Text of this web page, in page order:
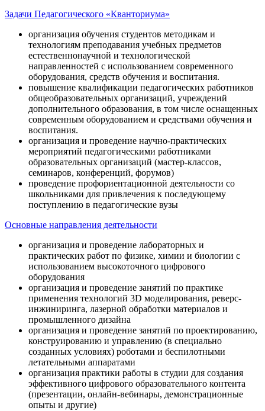
Задачи Педагогического «Кванториума»
организация обучения студентов методикам и
технологиям преподавания учебных предметов
естественнонаучной и технологической
направленностей с использованием современного
оборудования, средств обучения и воспитания.
повышение квалификации педагогических работников
общеобразовательных организаций, учреждений
дополнительного образования, в том числе оснащенных
современным оборудованием и средствами обучения и
воспитания.
организация и проведение научно-практических
мероприятий педагогическими работниками
образовательных организаций (мастер-классов,
семинаров, конференций, форумов)
проведение профориентационной деятельности со
школьниками для привлечения к последующему
поступлению в педагогические вузы
Основные направления деятельности
организация и проведение лабораторных и
практических работ по физике, химии и биологии с
использованием высокоточного цифрового
оборудования
организация и проведение занятий по практике
применения технологий 3D моделирования, реверс-
инжиниринга, лазерной обработки материалов и
промышленного дизайна
организация и проведение занятий по проектированию,
конструированию и управлению (в специально
созданных условиях) роботами и беспилотными
летательными аппаратами
организация практики работы в студии для создания
эффективного цифрового образовательного контента
(презентации, онлайн-вебинары, демонстрационные
опыты и другие)